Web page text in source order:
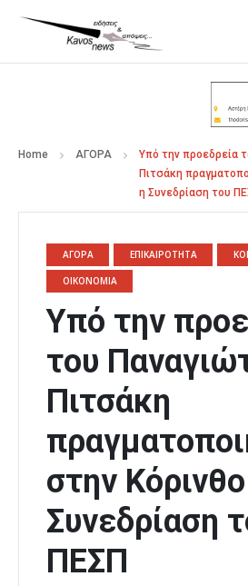
Home ΑΓΟΡΑ
Υπό την προεδρεία
Πιτσάκη
η Συνεδρίαση του
ΑΓΟΡΑ ΕΠΙΚΑΙΡΟΤΗΤΑ
ΟΙΚΟΝΟΜΙΑ
Υπό την
του
Πιτσάκη
στην
Συνεδρίαση
ΠΕΣΠ